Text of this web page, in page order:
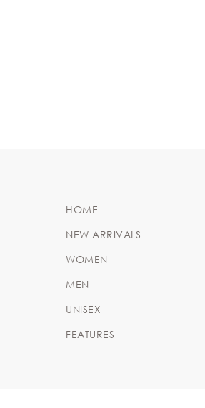
HOME
NEW ARRIVALS
WOMEN
MEN
UNISEX
FEATURES